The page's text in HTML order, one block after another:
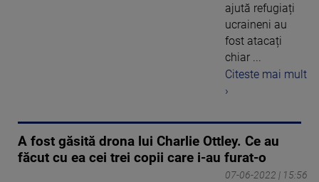
ajută refugiați
ucraineni au
fost atacați
chiar ...
Citeste mai mult
›
A fost găsită drona lui Charlie Ottley. Ce au
făcut cu ea cei trei copii care i-au furat-o
07-06-2022 | 15:56